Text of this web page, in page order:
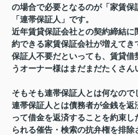
の場合で必要となるのが「家賃保
「連帯保証人」です。
近年賃貸保証会社との契約締結
約できる家賃保証会社が増えて
保証人不要だといっても、賃貸
うオーナー様はまだまだたくさん
そもそも連帯保証人とは何なので
連帯保証人とは債務者が金銭を
って借金を返済することを約束し
られる催告・検索の抗弁権を排除